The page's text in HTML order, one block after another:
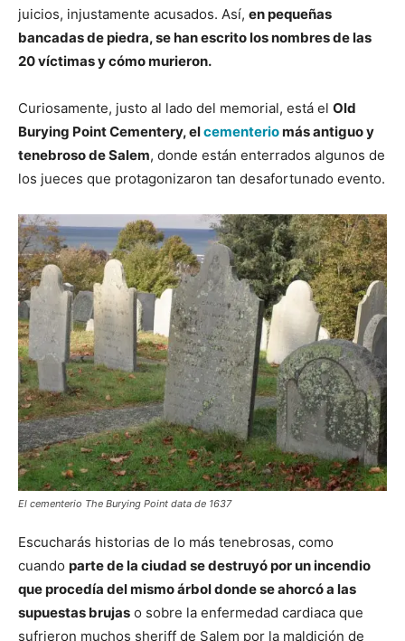
juicios, injustamente acusados. Así, en pequeñas
bancadas de piedra, se han escrito los nombres de las
20 víctimas y cómo murieron.
Curiosamente, justo al lado del memorial, está el Old
Burying Point Cementery, elcementeriomás antiguo y
tenebroso de Salem, donde están enterrados algunos de
los jueces que protagonizaron tan desafortunado evento.
El cementerio The Burying Point data de 1637
Escucharás historias de lo más tenebrosas, como
cuando parte de la ciudad se destruyó por un incendio
que procedía del mismo árbol donde se ahorcó a las
supuestas brujas o sobre la enfermedad cardiaca que
sufrieron muchos sheriff de Salem por la maldición de